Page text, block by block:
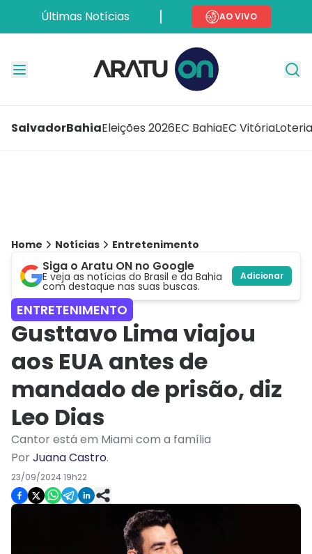
Últimas Notícias AO VIVO
SalvadorBahiaEleições 2026EC BahiaEC Vitória
Home Notícias Entretenimento
Siga o Aratu ON no Google
E veja as notícias do Brasil e da Bahia
com destaque nas suas buscas.
Adicionar
ENTRETENIMENTO
Gusttavo Lima viajou
aos EUA antes de
mandado de prisão, diz
Leo Dias
Cantor está em Miami com a família
PorJuana Castro.
23/09/2024 19h22